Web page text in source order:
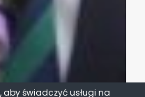
aby świadczyć usługi na